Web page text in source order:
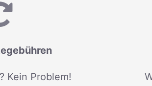
Kein Problem!